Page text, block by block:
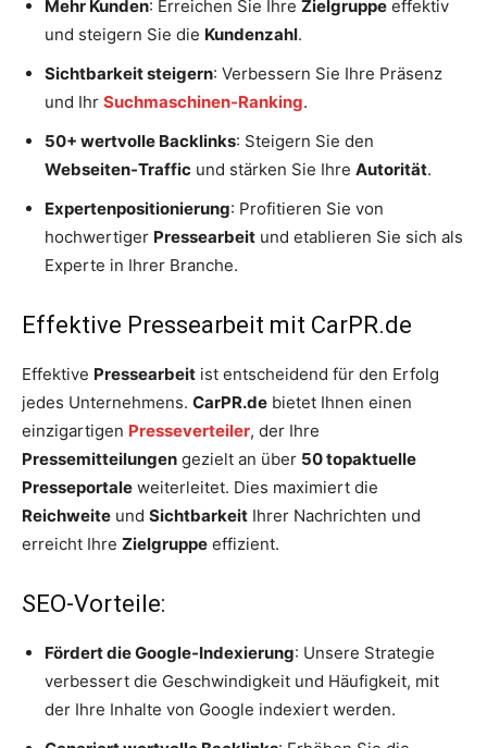
Mehr Kunden: Erreichen Sie Ihre Zielgruppe effektiv
und steigern Sie die Kundenzahl.
Sichtbarkeit steigern: Verbessern Sie Ihre Präsenz
und Ihr Suchmaschinen-Ranking.
50+ wertvolle Backlinks: Steigern Sie den
Webseiten-Traffic und stärken Sie Ihre Autorität.
Expertenpositionierung: Profitieren Sie von
hochwertiger Pressearbeit und etablieren Sie sich als
Experte in Ihrer Branche.
Effektive Pressearbeit mit CarPR.de
Effektive Pressearbeit ist entscheidend für den Erfolg
jedes Unternehmens. CarPR.de bietet Ihnen einen
einzigartigen Presseverteiler, der Ihre
Pressemitteilungen gezielt an über 50 topaktuelle
Presseportale weiterleitet. Dies maximiert die
Reichweite und Sichtbarkeit Ihrer Nachrichten und
erreicht Ihre Zielgruppe effizient.
SEO-Vorteile:
Fördert die Google-Indexierung: Unsere Strategie
verbessert die Geschwindigkeit und Häufigkeit, mit
der Ihre Inhalte von Google indexiert werden.